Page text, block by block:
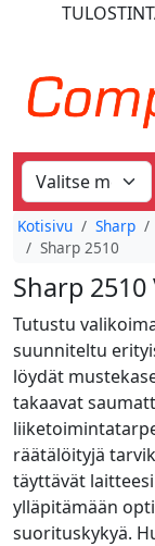
Kotisivu Sharp
Sharp 2510
Sharp
Tutustu
suunniteltu
löydät
takaavat
räätälöityjä
täyttävät
ylläpitämään
suorituskykyä.